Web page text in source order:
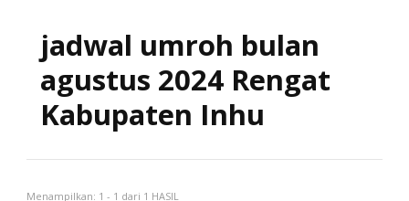
jadwal umroh bulan
agustus 2024 Rengat
Kabupaten Inhu
Menampilkan: 1 - 1 dari 1 HASIL